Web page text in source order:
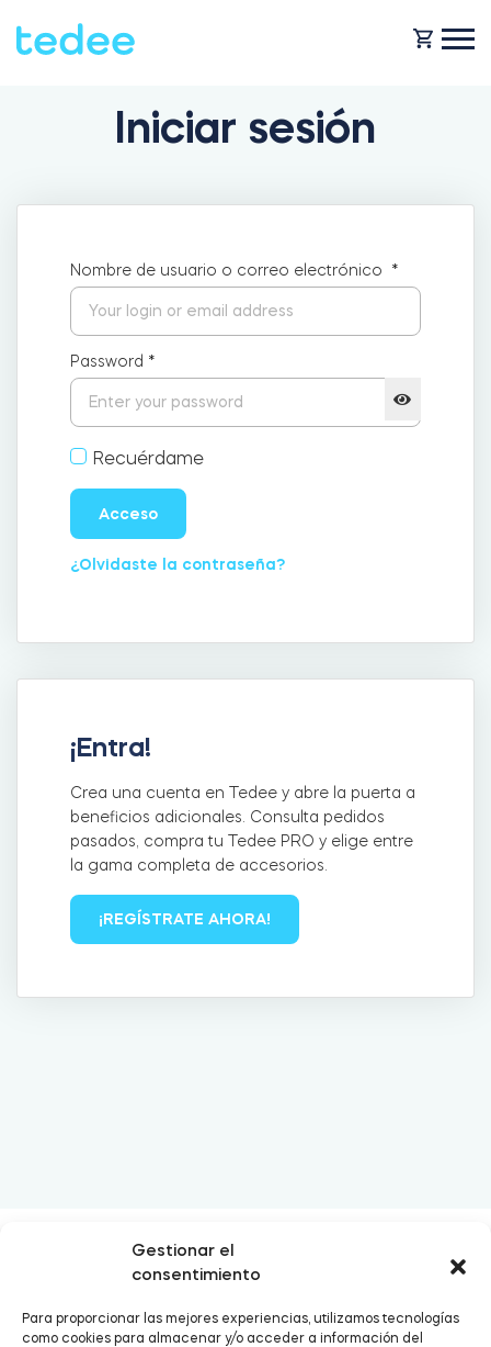
Gestionar el
consentimiento
Para proporcionar las mejores experiencias, utilizamos tecnologías
como cookies para almacenar y/o acceder a información del
¿CÓMO FUNCIONA?
Alquiler
Empresa
Integraciones
Cerraduras
Tedee GO
Tedee GO2
Door Sensor
Accesorios hogar
Tedee Keypad PRO
SOPORTE
TIENDA
COMPRAR AHORA
Iniciar sesión
Nombre de usuario o correo electrónico *
Password *
Recuérdame
Acceso
¿Olvidaste la contraseña?
¡Entra!
Crea una cuenta en Tedee y abre la puerta a
beneficios adicionales. Consulta pedidos
pasados, compra tu Tedee PRO y elige entre
la gama completa de accesorios.
¡REGÍSTRATE AHORA!
930 46 74 48